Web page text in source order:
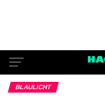
BLAULICHT